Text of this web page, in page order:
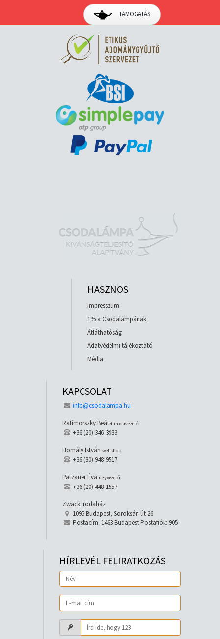
TÁMOGATÁS
HASZNOS
Impresszum
1% a Csodalámpának
Átláthatóság
Adatvédelmi tájékoztató
Média
KAPCSOLAT
info@csodalampa.hu
Ratimorszky Beáta irodavezető
+36 (20) 346-3933
Homály István webshop
+36 (30) 948-9517
Patzauer Éva ügyvezető
+36 (20) 448-1557
Zwack irodaház
1095 Budapest, Soroksári út 26
Postacím: 1463 Budapest Postafiók: 905
HÍRLEVÉL FELIRATKOZÁS